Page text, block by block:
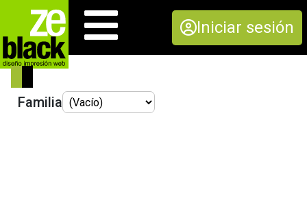
Iniciar sesión
Familia